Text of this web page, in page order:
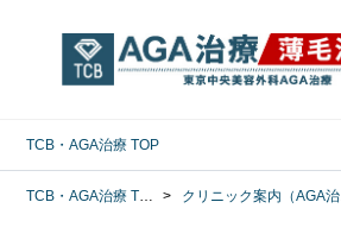
TCB・AGA治療 TOP
TCB・AGA治療 TOP クリニック案内（AGA治療）